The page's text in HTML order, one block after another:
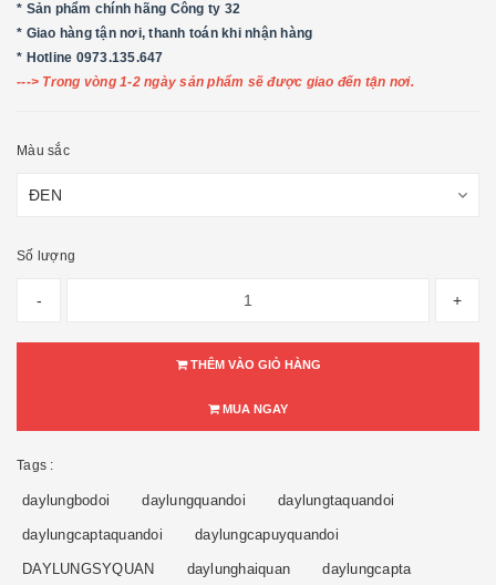
* Sản phẩm chính hãng Công ty 32
* Giao hàng tận nơi, thanh toán khi nhận hàng
* Hotline 0973.135.647
---> Trong vòng 1-2 ngày sản phẩm sẽ được giao đến tận nơi.
Màu sắc
Số lượng
- +
THÊM VÀO GIỎ HÀNG
MUA NGAY
Tags :
daylungbodoi daylungquandoi daylungtaquandoi
daylungcaptaquandoi daylungcapuyquandoi
DAYLUNGSYQUAN daylunghaiquan daylungcapta